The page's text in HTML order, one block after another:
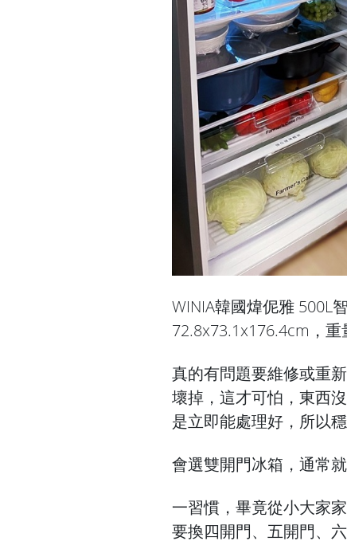
WINIA韓國煒伲雅 500L
72.8x73.1x176.4cm，重
真的有問題要維修或重
壞掉，這才可怕，東西
是立即能處理好，所以
會選雙開門冰箱，通常
一習慣，畢竟從小大家
要換四開門、五開門、